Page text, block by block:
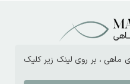
ماهی ، بر روی لینک زیر کلیک